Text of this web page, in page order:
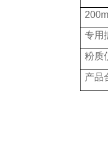
专用
粉质
产品